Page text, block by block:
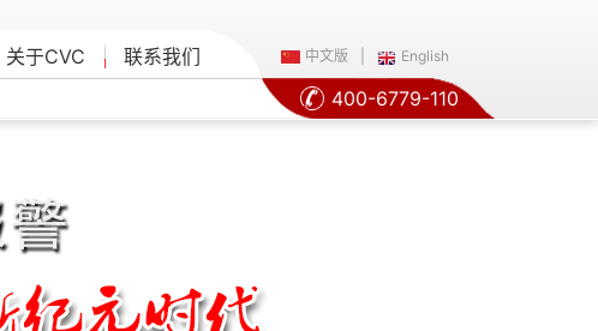
关于CVC 联系我们 中文版 English
400-6779-110